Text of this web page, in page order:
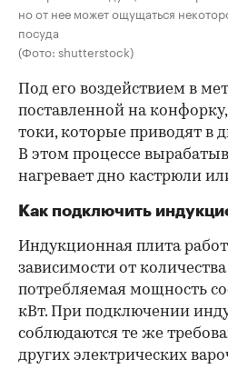
но от нее может ощущаться
посуда
(Фото: shutterstock)
Под его воздействием в
поставленной на
токи, которые приводят в
В этом процессе
нагревает дно кастрюли
Как подключить
Индукционная плита
зависимости от
потребляемая мощность
кВт. При подключении
соблюдаются те же
других электрических